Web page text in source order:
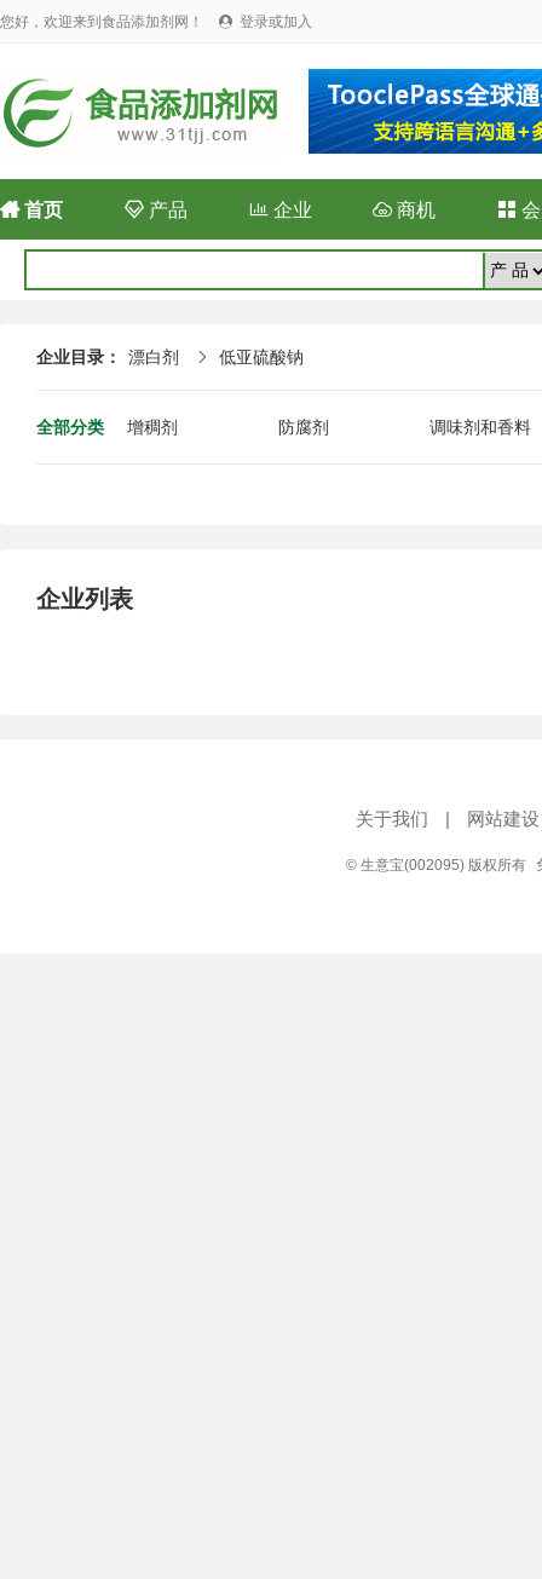
您好，欢迎来到食品添加剂网！  登录或加入
首页 产品 企业  商机 
企业目录： 漂白剂  低亚硫酸钠
全部分类 增稠剂 防腐剂 调味剂和香料
企业列表
关于我们 | 网站建设
© 生意宝(002095) 版权所有